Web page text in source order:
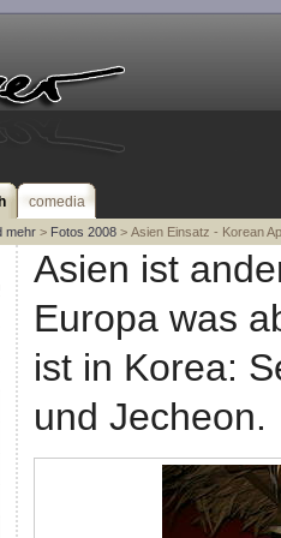
comedia
mehr> Fotos 2008> Asien Einsatz - Korean
Asien ist
Europa was
ist in Korea:
und Jecheon.